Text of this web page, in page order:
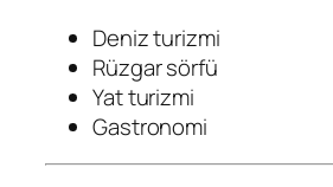
Deniz turizmi
Rüzgar sörfü
Yat turizmi
Gastronomi